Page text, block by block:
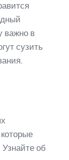
важно в
сузить
об